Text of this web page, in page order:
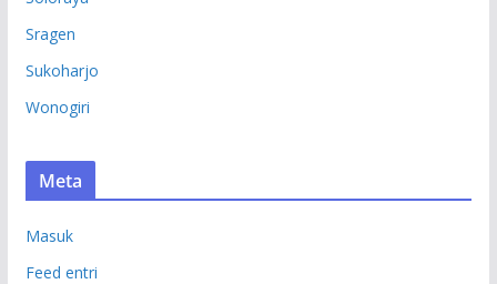
Sragen
Sukoharjo
Wonogiri
Meta
Masuk
Feed entri